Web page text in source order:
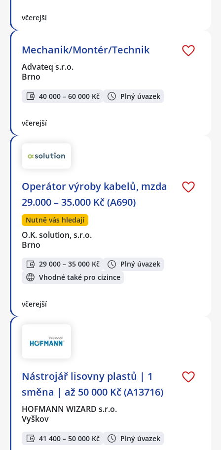
včerejší
Mechanik/Montér/Technik
Advateq s.r.o.
Brno
40 000 – 60 000 Kč Plný úvazek
včerejší
Operátor výroby kabelů, mzda
29.000 – 35.000 Kč (A690)
Nutně vás hledají
O.K. solution, s.r.o.
Brno
29 000 – 35 000 Kč
Plný úvazek
Vhodné také pro cizince
včerejší
Nástrojář lisovny plastů | 1
směna | až 50 000 Kč (A13716)
HOFMANN WIZARD s.r.o.
Vyškov
41 400 – 50 000 Kč Plný úvazek